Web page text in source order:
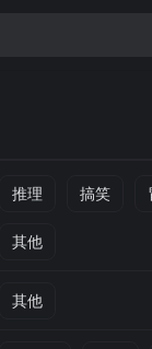
推理 搞笑
其他
其他